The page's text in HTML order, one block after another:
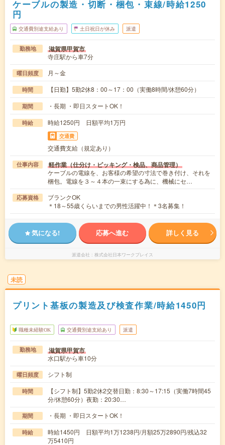
ケーブルの製造・切断・梱包・束線/時給1250
円
交通費別途支給あり 土日祝日が休み 派遣
勤務地 滋賀県甲賀市
寺庄駅から車7分
曜日頻度 月～金
時間 【日勤】5勤2休8：00～17：00（実働8時間/休憩60分）
期間 ・長期 ・即日スタートOK！
時給 時給1250円 日額平均1万円
交通費
交通費支給（規定あり）
仕事内容 軽作業（仕分け・ピッキング・検品、商品管理）
ケーブルの電線を、お客様の希望の寸法で巻き付け、それを
梱包。電線を３～４本の一束にする為に、機械にセ…
応募資格
ブランクOK
＊18～55歳くらいまでの男性活躍中！＊3名募集！
気になる! 応募へ進む 詳しく見る
派遣会社 株式会社日本ワークプレイス
未読
プリント基板の製造及び検査作業/時給1450円
職種未経験OK 交通費別途支給あり 派遣
勤務地 滋賀県甲賀市
水口駅から車10分
曜日頻度 シフト制
時間
【シフト制】5勤2休2交替日勤：8:30～17:15（実働7時間45
分/休憩60分）夜勤：20:30…
期間 ・長期 ・即日スタートOK！
時給
時給1450円 日額平均1万1238円/月額25万2890円/残込32
万5410円